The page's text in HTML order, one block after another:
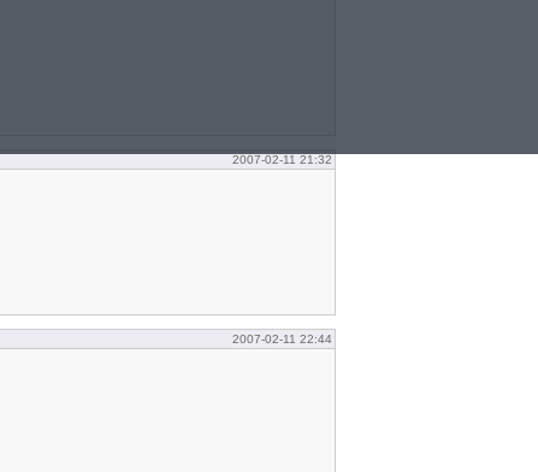
2007-02-11 21:32
2007-02-11 22:44